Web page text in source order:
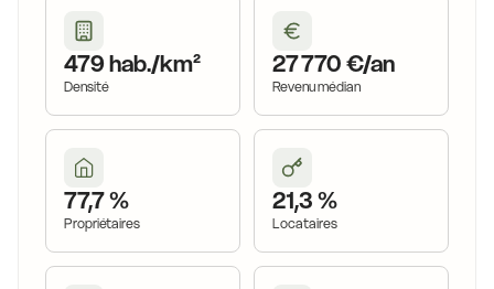
479 hab./km²
Densité
27 770 €/an
Revenu médian
77,7 %
Propriétaires
21,3 %
Locataires